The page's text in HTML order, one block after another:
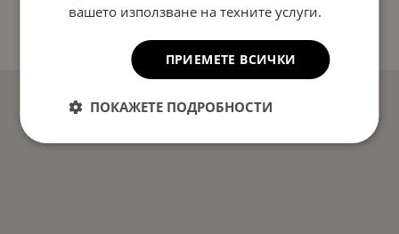
вашето използване на техните услуги.
ПРИЕМЕТЕ ВСИЧКИ
ПОКАЖЕТЕ ПОДРОБНОСТИ